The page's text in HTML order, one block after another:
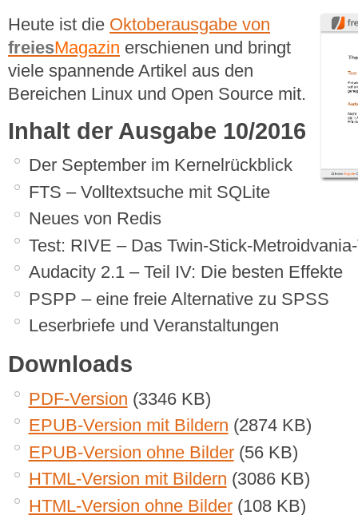
Heute ist die Oktoberausgabe von
freiesMagazin erschienen und bringt
viele spannende Artikel aus den
Bereichen Linux und Open Source mit.
Inhalt der Ausgabe 10/2016
Der September im Kernelrückblick
FTS – Volltextsuche mit SQLite
Neues von Redis
Test: RIVE – Das Twin-Stick-
Audacity 2.1 – Teil IV: Die besten Effekte
PSPP – eine freie Alternative zu SPSS
Leserbriefe und Veranstaltungen
Downloads
PDF-Version (3346 KB)
EPUB-Version mit Bildern (2874 KB)
EPUB-Version ohne Bilder(56 KB)
HTML-Version mit Bildern (3086 KB)
HTML-Version ohne Bilder(108 KB)